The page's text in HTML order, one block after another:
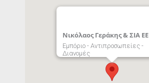
Νικόλαος Γεράκης & ΣΙΑ ΕΕ
Εμπόριο - Αντιπροσωπείες -
Διανομές